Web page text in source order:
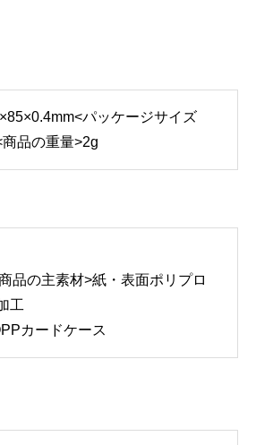
パッケージサイズ
品の重量>2g
品の主素材>紙・表面ポリプロ
工
カードケース